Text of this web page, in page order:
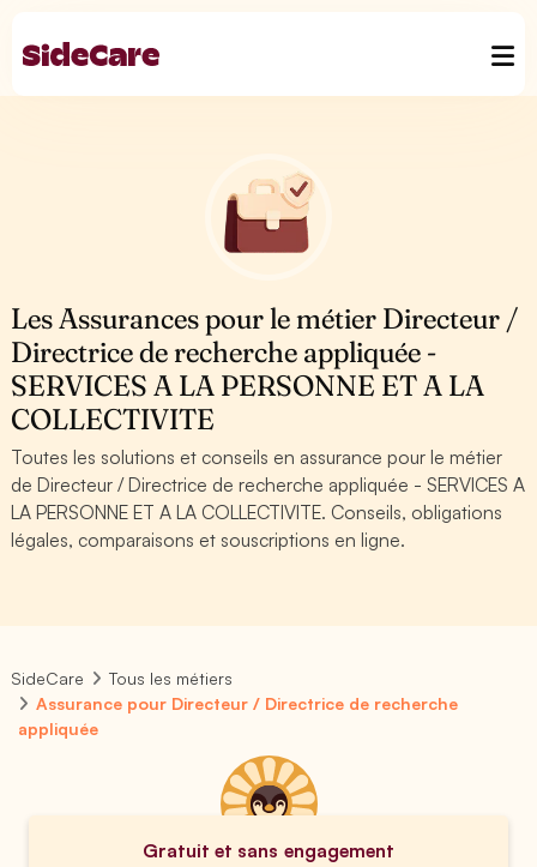
Les Assurances pour le métier Directeur /
Directrice de recherche appliquée -
SERVICES A LA PERSONNE ET A LA
COLLECTIVITE
Toutes les solutions et conseils en assurance pour le métier
de Directeur / Directrice de recherche appliquée - SERVICES A
LA PERSONNE ET A LA COLLECTIVITE. Conseils, obligations
légales, comparaisons et souscriptions en ligne.
SideCare
Tous les métiers
Assurance pour Directeur / Directrice de recherche
appliquée
Gratuit et sans engagement